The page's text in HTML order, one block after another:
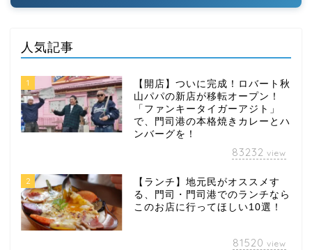
人気記事
1
【開店】ついに完成！ロバート秋
山パパの新店が移転オープン！
「ファンキータイガーアジト」
で、門司港の本格焼きカレーとハ
ンバーグを！
83232 view
2
【ランチ】地元民がオススメす
る、門司・門司港でのランチなら
このお店に行ってほしい10選！
81520 view